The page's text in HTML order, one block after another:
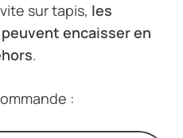
sur tapis, les
encaisser en
.
: